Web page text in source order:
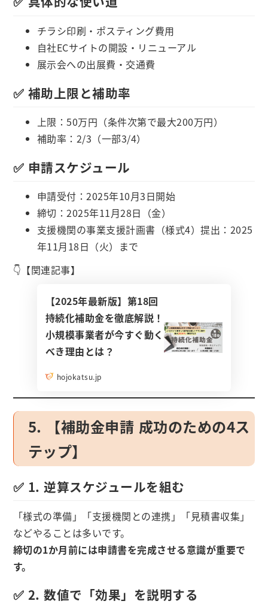
チラシ印刷・ポスティング費用
自社ECサイトの開設・リニューアル
展示会への出展費・交通費
✅ 補助上限と補助率
上限：50万円（条件次第で最大200万円）
補助率：2/3（一部3/4）
✅ 申請スケジュール
申請受付：2025年10月3日開始
締切：2025年11月28日（金）
支援機関の事業支援計画書（様式4）提出：2025
年11月18日（火）まで
👇【関連記事】
【2025年最新版】第18回
持続化補助金を徹底解説！
小規模事業者が今すぐ動く
べき理由とは？
hojokatsu.jp
5. 【補助金申請 成功のための4ス
テップ】
✅ 1. 逆算スケジュールを組む
「様式の準備」「支援機関との連携」「見積書収集」
などやることは多いです。
締切の1か月前には申請書を完成させる意識が重要で
す。
✅ 2. 数値で「効果」を説明する